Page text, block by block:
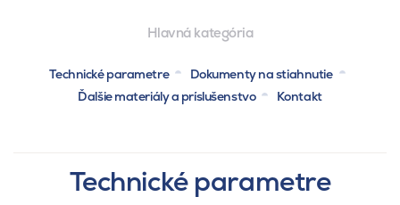
Hlavná kategória
Technické parametre
Dokumenty na stiahnutie
Ďalšie materiály a príslušenstvo
Kontakt
Technické parametre